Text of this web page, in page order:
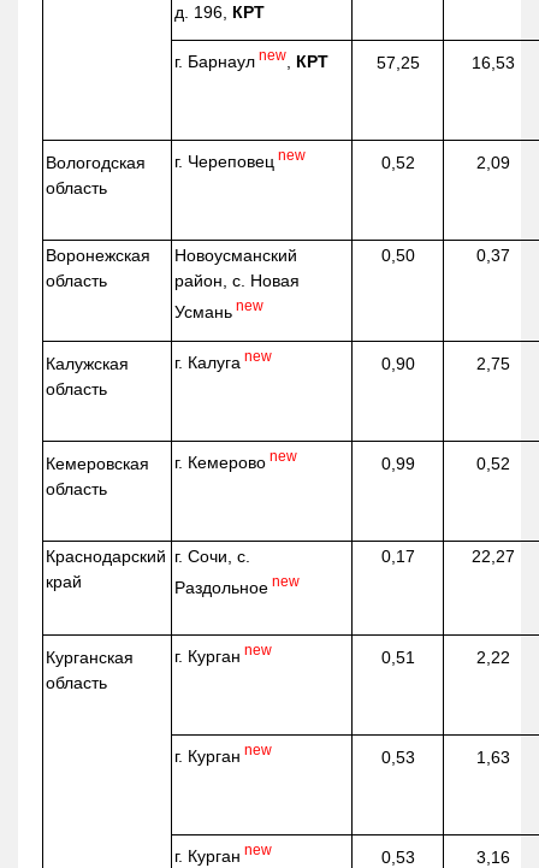
д. 196, КРТ
г. Барнаул new, КРТ 57,25 16,53
Вологодская
область
г. Череповец new 0,52 2,09
Воронежская
область
Новоусманский
район, с. Новая
Усмань new
0,50 0,37
Калужская
область
г. Калуга new 0,90 2,75
Кемеровская
область
г. Кемерово new 0,99 0,52
Краснодарский
край
г. Сочи, с.
Раздольное new
0,17 22,27
Курганская
область
г. Курган new 0,51 2,22
г. Курган new 0,53 1,63
г. Курган new 0,53 3,16